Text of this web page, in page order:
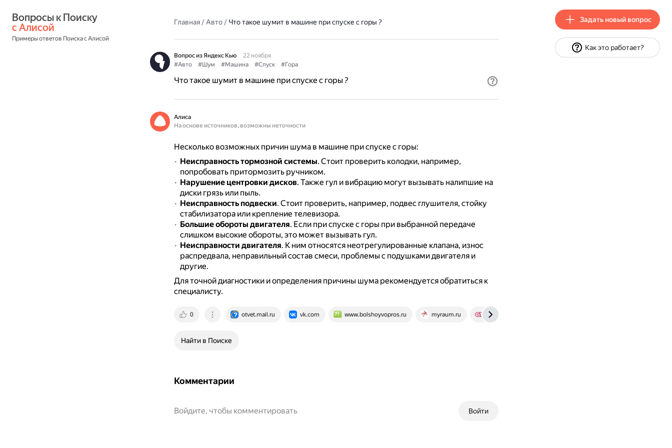
с Алисой
Примеры ответов Поиска с Алисой
Главная/Авто/ Что такое шумит в машине при спуске с горы ?
Вопрос из Яндекс Кью
22 ноября
#Авто
#Шум #Машина #Спуск #Гора
Что такое шумит в машине при спуске с горы ?
Алиса
На основе источников, возможны неточности
Несколько возможных причин шума в машине при спуске с горы:
Неисправность тормозной системы. Стоит проверить колодки, например,
попробовать притормозить ручником.
Нарушение центровки дисков. Также гул и вибрацию могут вызывать налипшие на
диски грязь или пыль.
Неисправность подвески. Стоит проверить, например, подвес глушителя, стойку
стабилизатора или крепление телевизора.
Большие обороты двигателя. Если при спуске с горы при выбранной передаче
слишком высокие обороты, это может вызывать гул.
Неисправности двигателя. К ним относятся неотрегулированные клапана, износ
распредвала, неправильный состав смеси, проблемы с подушками двигателя и
другие.
Для точной диагностики и определения причины шума рекомендуется обратиться к
специалисту.
0 otvet.mail.ru vk.com www.bolshoyvopros.ru myraum.ru chiptuner.ru
Найти в Поиске
Комментарии
Войти
Войдите, чтобы комментировать
Задать новый вопрос
Как это работает?